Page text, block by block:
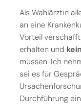
Als Wahlärztin
an eine
Vorteil
erhalten und
müssen. Ich
sei es für
Durchführung